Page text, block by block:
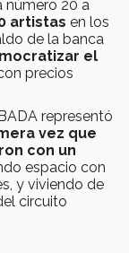
número 20 a
artistas en los
de la banca
el
precios
representó
vez que
con un
espacio con
y viviendo de
circuito